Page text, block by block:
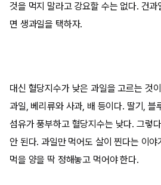
것을 먹지 말라고 강요할 수는 없다. 건
면 생과일을 택하자.
대신 혈당지수가 낮은 과일을 고르는 것
과일, 베리류와 사과, 배 등이다. 딸기, 블
섬유가 풍부하고 혈당지수는 낮다. 그렇
안 된다. 과일만 먹어도 살이 찐다는 이
먹을 양을 딱 정해놓고 먹어야 한다.